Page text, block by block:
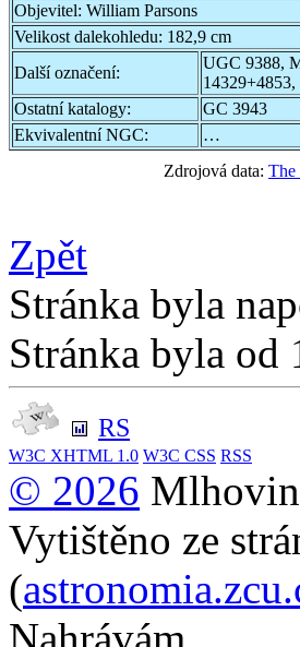
Objevitel: William Parsons
Velikost dalekohledu: 182,9 cm
Další označení:
UGC 9388,
Ostatní katalogy:
GC 3943
Ekvivalentní NGC:
…
Zdrojová data: The
Zpět
Stránka byla
Stránka byla od
RS
W3C XHTML 1.0 W3C CSS RSS
© 2026
Vytištěno ze
(
Nahrávám...